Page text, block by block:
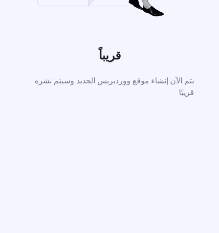
قريباً
يتم الآن إنشاء موقع ووردبريس الجديد وسيتم نشره
قريبًا